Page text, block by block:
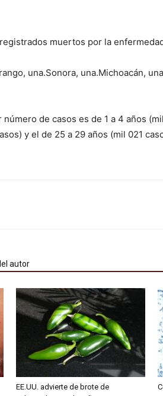
muertos por la
una.Sonora, una.Michoacán,
de casos es de 1 a 4 años
y el de 25 a 29 años (mil 021
autor
EE.UU. advierte de brote de